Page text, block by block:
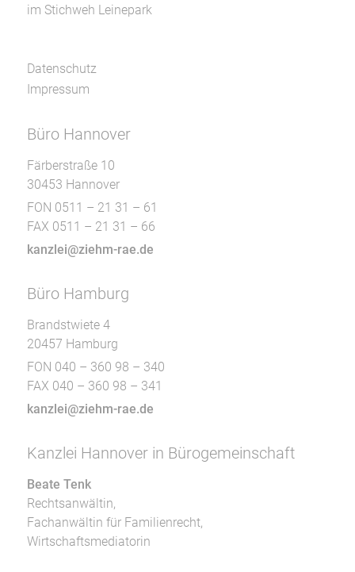
im Stichweh Leinepark
Datenschutz
Impressum
Büro Hannover
Färberstraße 10
30453 Hannover
FON 0511 – 21 31 – 61
FAX 0511 – 21 31 – 66
kanzlei@ziehm-rae.de
Büro Hamburg
Brandstwiete 4
20457 Hamburg
FON 040 – 360 98 – 340
FAX 040 – 360 98 – 341
kanzlei@ziehm-rae.de
Kanzlei Hannover in Bürogemeinschaft
Beate Tenk
Rechtsanwältin,
Fachanwältin für Familienrecht,
Wirtschaftsmediatorin